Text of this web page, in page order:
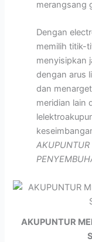
merangsang
Dengan
memilih titik-
menyisipkan
dengan arus
dan
meridian lain
AKUPUNTUR